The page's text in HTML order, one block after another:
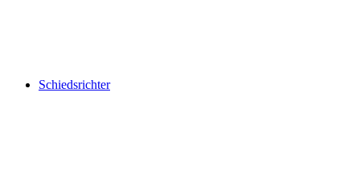
Schiedsrichter